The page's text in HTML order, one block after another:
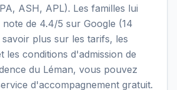
ASH, APL). Les familles lui
de 4.4/5 sur Google (14
plus sur les tarifs, les
les conditions d'admission de
du Léman, vous pouvez
d'accompagnement gratuit.